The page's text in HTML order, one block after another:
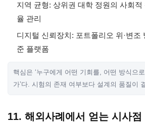
지역 균형: 상위권 대학 정원의 사회
율 관리
디지털 신뢰장치: 포트폴리오 위·변조
준 플랫폼
핵심은 ‘누구에게 어떤 기회를, 어떤 방식으
가’다. 시험의 존재 여부보다 설계의 품질이
11. 해외사례에서 얻는 시사점